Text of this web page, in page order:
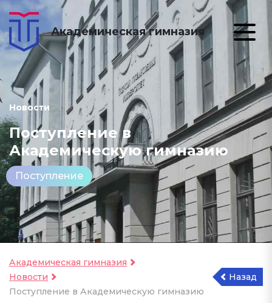
Академическая гимназия
Новости
Поступление в
Академическую гимназию
Поступление
Академическая гимназия
Новости
Поступление в Академическую гимназию
Назад